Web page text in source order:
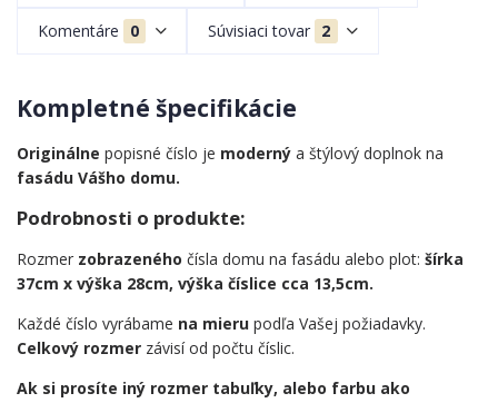
Komentáre 0 Súvisiaci tovar 2
Kompletné špecifikácie
Originálne popisné číslo je moderný a štýlový doplnok na
fasádu Vášho domu.
Podrobnosti o produkte:
Rozmer zobrazeného čísla domu na fasádu alebo plot: šírka
37cm x výška 28cm, výška číslice cca 13,5cm.
Každé číslo vyrábame na mieru podľa Vašej požiadavky.
Celkový rozmer závisí od počtu číslic.
Ak si prosíte iný rozmer tabuľky, alebo farbu ako